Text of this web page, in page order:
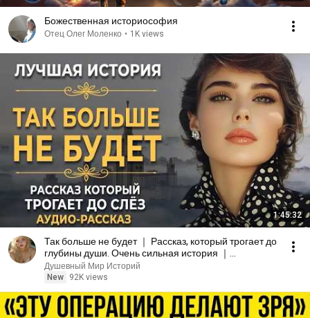
Божественная историософия
Отец Олег Моленко • 1K views
1:45:32
Так больше не будет ｜ Рассказ, который трогает до
глубины души. Очень сильная история ｜
Аудиорассказ
Душевный Мир Историй
New
92K views